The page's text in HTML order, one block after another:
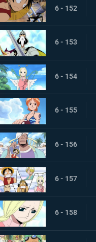
6 - 152
6 - 153
6 - 154
6 - 155
6 - 156
6 - 157
6 - 158